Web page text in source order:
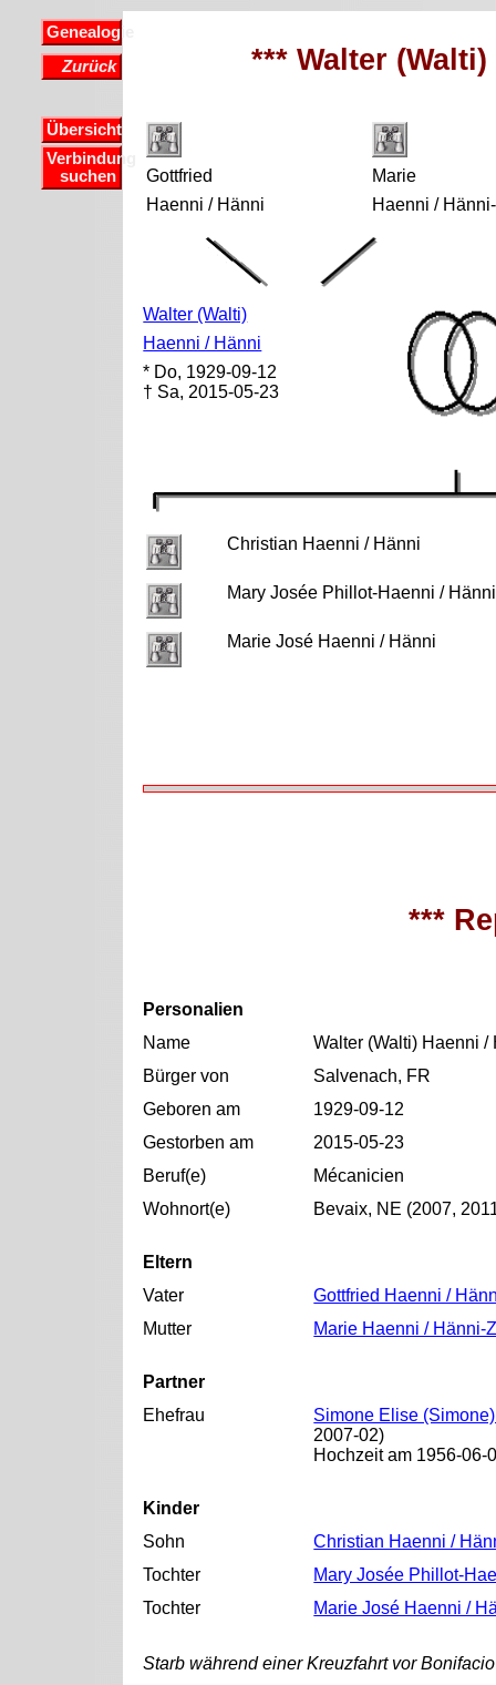
Genealogie
Zurück
Übersicht
Verbindung
suchen
*** Walter
Gottfried
Haenni / Hänni
Marie
Haenni /
Walter (Walti)
Haenni / Hänni
* Do, 1929-09-12
† Sa, 2015-05-23
Christian Haenni / Hänni
Mary Josée Phillot-Haenni / Hänni
Marie José Haenni / Hänni
***
Personalien
Name
Walter (Walti) Haenni /
Bürger von
Salvenach, FR
Geboren am
1929-09-12
Gestorben am
2015-05-23
Beruf(e)
Mécanicien
Wohnort(e)
Bevaix, NE (2007,
Eltern
Vater
Gottfried Haenni /
Mutter
Marie Haenni / Hänni-
Partner
Ehefrau
Simone Elise
2007-02)
Hochzeit am 1956-06-
Kinder
Sohn
Christian Haenni /
Tochter
Mary Josée Phillot-
Tochter
Marie José Haenni /
Starb während einer Kreuzfahrt vor